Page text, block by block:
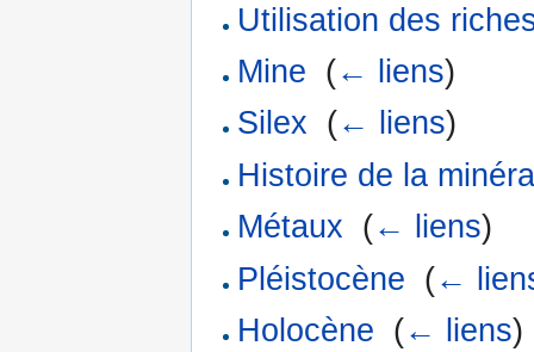
Utilisation des
Mine (← liens)
Silex (← liens)
Histoire de la
Métaux (← liens)
Pléistocène (←
Holocène (← liens)